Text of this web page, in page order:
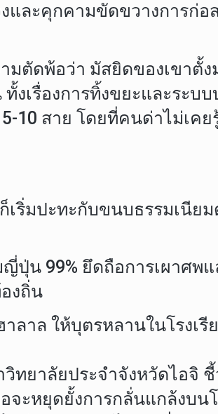
และคุกคามขัดขวางการก่อ
ตัดพ้อว่า มัสยิดของเขาตั้ง
เรื่องการทิ้งขยะและระบ
10 สาย โดยที่คนด่าไม่เคย
ริ่มปะทะกับขนบธรรมเนียม
ปุ่น 99% ยึดถือการเผาศพแ
งถิ่น
ลาล ให้บุตรหลานในโรงเรี
ทยาลัยประจำจังหวัดไอจิ
จะหยุดยั้งการกลั่นแกล้งบน